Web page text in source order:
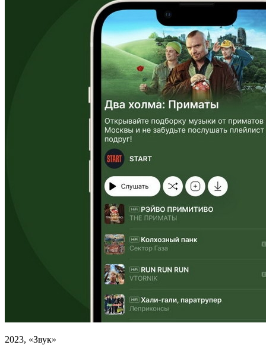
2023, «Звук»